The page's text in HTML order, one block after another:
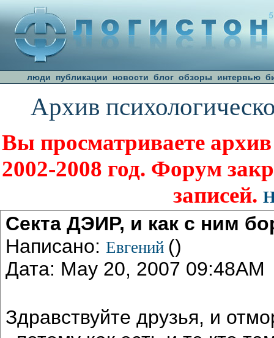
люди публикации новости блог обзоры интервью
Архив
Вы просматриваете
2002-2008 год. Форум
записей.
Секта ДЭИР, и как с ним
Написано: Евгений ()
Дата: May 20, 2007 09:48AM
Здравствуйте друзья, и